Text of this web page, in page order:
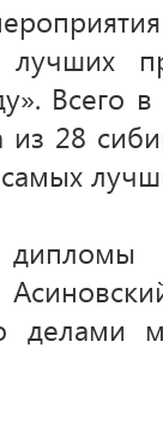
лучших
Всего
28
делами